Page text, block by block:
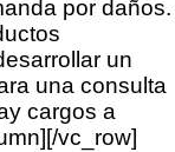
por daños.
un
una consulta
cargos a
vc_row]